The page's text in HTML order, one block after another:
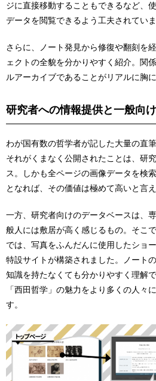
ジに直接移動することもできるなど、
データを閲覧できるよう工夫されていま
さらに、ノート発見から修復や翻刻を
ェクトの全貌を分かりやすく紹介。関
ルアーカイブであることがリアルに胸に
研究者への情報提供と一般向け
わが国有数の哲学者が記した大量の直
それがくまなく公開されたことは、研
ス。しかも全ページの画像データを検
となれば、その価値は極めて高いと言え
一方、研究者向けのデータベースは、
般人には敷居が高く感じるもの。そこ
では、写真をふんだんに使用したショ
特設サイトが構築されました。ノート
知識を持たなくても分かりやすく理解
「西田哲学」の魅力をより多くの人々
す。